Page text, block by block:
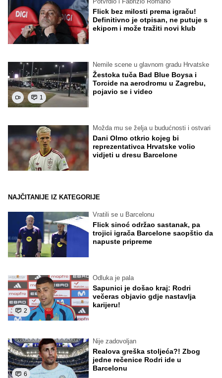
Flick bez milosti prema igraču!
Definitivno je otpisan, ne putuje s
ekipom i može tražiti novi klub
1
Nemile scene u glavnom gradu Hrvatske
Žestoka tuča Bad Blue Boysa i
Torcide na aerodromu u Zagrebu,
pojavio se i video
Možda mu se želja u budućnosti i ostvari
Dani Olmo otkrio kojeg bi
reprezentativca Hrvatske volio
vidjeti u dresu Barcelone
NAJČITANIJE IZ KATEGORIJE
Vratili se u Barcelonu
Flick sinoć održao sastanak, pa
trojici igrača Barcelone saopštio da
napuste pripreme
2
Odluka je pala
Sapunici je došao kraj: Rodri
večeras objavio gdje nastavlja
karijeru!
6
Nije zadovoljan
Realova greška stoljeća?! Zbog
jedne rečenice Rodri ide u
Barcelonu